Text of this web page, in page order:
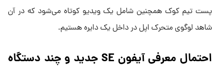
پست تیم کوک همچنین شامل یک ویدیو کوتاه می‌شود که در آن
شاهد لوگوی متحرک اپل در داخل یک دایره هستیم.
احتمال معرفی آیفون SE جدید و چند دستگاه